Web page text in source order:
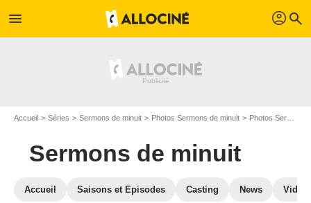
menu profil search
Accueil Séries Sermons de minuit Photos Sermons de minuit Photos Sermons de minuit S01
Sermons de minuit
Accueil Saisons et Episodes Casting News